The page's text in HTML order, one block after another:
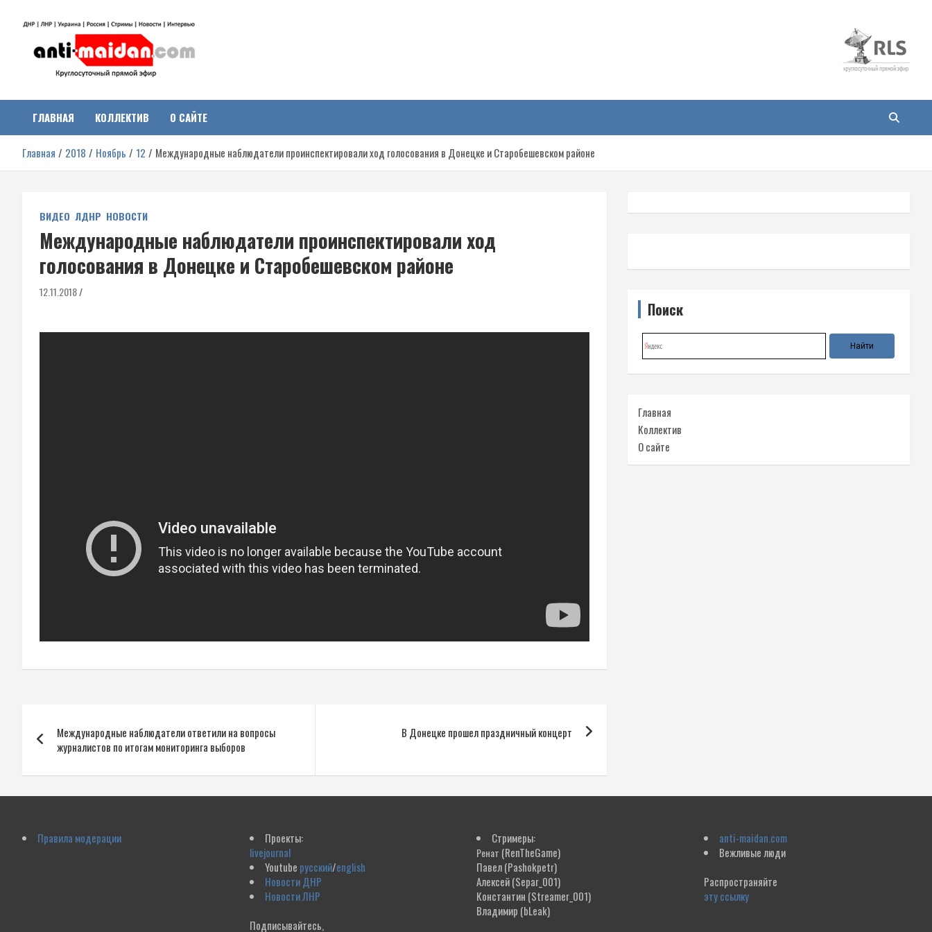
Антимайдан:
Гражданская война на
Украине
о гражданской войне на Украине, включая события в Новороссии,
ДНР, ЛНР и других регионах.
ГЛАВНАЯ КОЛЛЕКТИВ О САЙТЕ
Главная 2018 Ноябрь 12 Международные наблюдатели проинспектировали ход голосования в Донецке и Старобешевском районе
ВИДЕО ЛДНР НОВОСТИ
Международные наблюдатели проинспектировали ход
голосования в Донецке и Старобешевском районе
12.11.2018
по
записям
Международные наблюдатели ответили на вопросы
журналистов по итогам мониторинга выборов
В Донецке прошел праздничный концерт
Поиск
Главная
Коллектив
О сайте
Правила модерации
Проекты:
livejournal
Youtube русский/english
Новости ДНР
Новости ЛНР
Подписывайтесь,
Стримеры:
Ренат (RenTheGame)
Павел(Pashokpetr)
Алексей(Separ_001)
Константин (Streamer_001)
Владимир (bLeak)
anti-maidan.com
Вежливые люди
Распространяйте
эту ссылку